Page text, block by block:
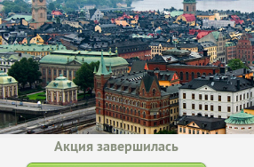
Акция завершилась